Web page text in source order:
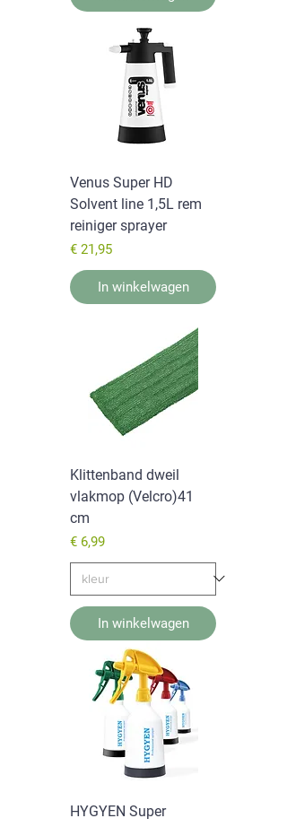
Venus Super HD
Solvent line 1,5L rem
reiniger sprayer
Prijs
€ 21,95
In winkelwagen
Klittenband dweil
vlakmop (Velcro)41
cm
Prijs
€ 6,99
In winkelwagen
HYGYEN Super